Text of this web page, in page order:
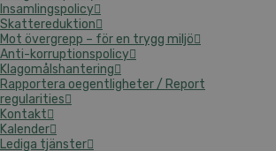
Insamlingspolicy
Skattereduktion
Mot övergrepp – för en trygg miljö
Anti-korruptionspolicy
Klagomålshantering
Rapportera oegentligheter / Report
Kontakt
Kalender
Lediga tjänster